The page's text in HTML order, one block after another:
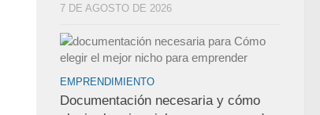
7 DE AGOSTO DE 2026
EMPRENDIMIENTO
Documentación necesaria y cómo